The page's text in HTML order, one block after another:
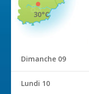
30°C
Dimanche 09
Lundi 10